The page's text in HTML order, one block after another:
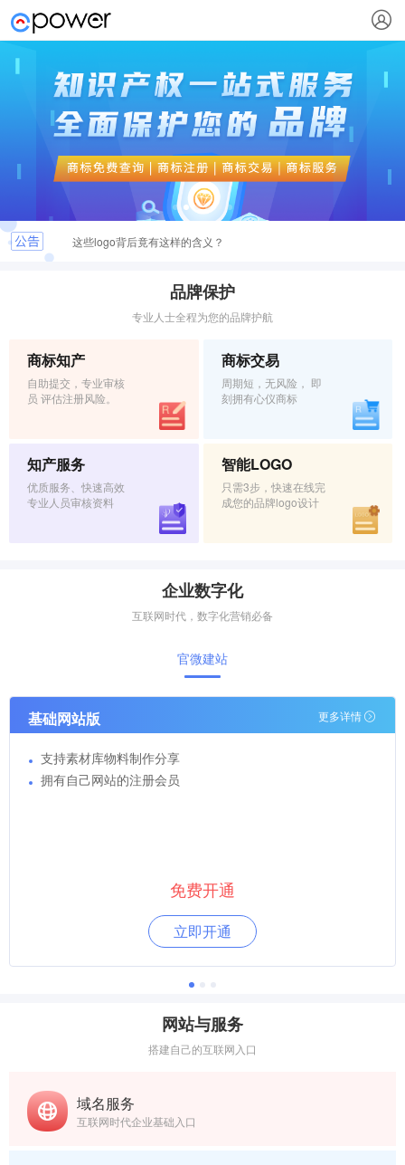
这些logo背后竟有这样的含义？
最新商标文件送达公告
恭喜您取得商标注册证书，请及时领取
关于.INFO & .MOBI实名认证的重要通知
弘扬社会正能量，杜绝域名不良应用倡议
品牌保护
专业人士全程为您的品牌护航
商标知产
自助提交，专业审核
员 评估注册风险。
商标交易
周期短，无风险， 即
刻拥有心仪商标
知产服务
优质服务、快速高效
专业人员审核资料
智能LOGO
只需3步，快速在线完
成您的品牌logo设计
企业数字化
互联网时代，数字化营销必备
官微建站
基础网站版 更多详情
支持素材库物料制作分享
拥有自己网站的注册会员
免费开通
立即开通
网站与服务
搭建自己的互联网入口
域名服务
互联网时代企业基础入口